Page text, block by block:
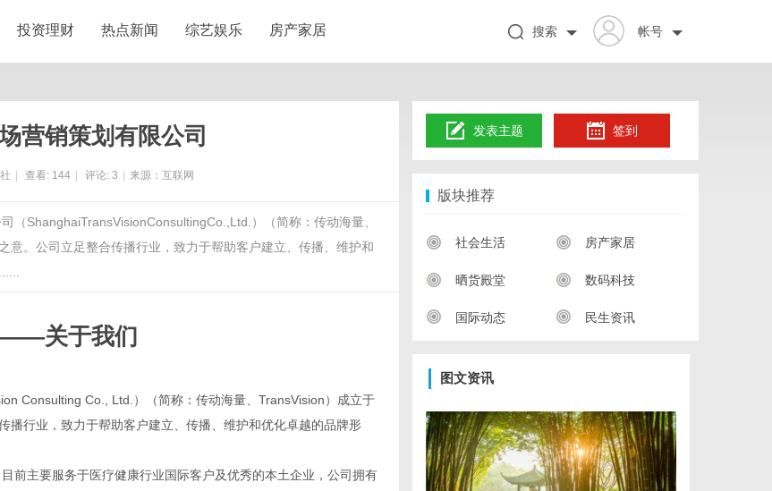
投资理财 热点新闻 综艺娱乐 房产家居 帐号
搜索
营销策划有限公司
查看: 144 评论: 3 来源：互联网
ShanghaiTransVisionConsultingCo.,Ltd.）（简称：传动海量、
意。公司立足整合传播行业，致力于帮助客户建立、传播、维护和
关于我们
Consulting Co., Ltd.）（简称：传动海量、 TransVision）成立于
播行业，致力于帮助客户建立、传播、维护和优化卓越的品牌形
前主要服务于医疗健康行业国际客户及优秀的本土企业，公司拥有
发表主题 签到
版块推荐
社会生活 房产家居
晒货殿堂 数码科技
国际动态 民生资讯
图文资讯